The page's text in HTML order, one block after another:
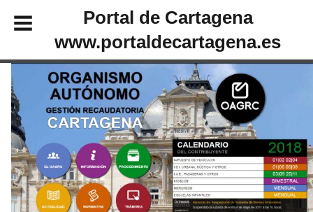
Portal de Cartagena
www.portaldecartagena.es